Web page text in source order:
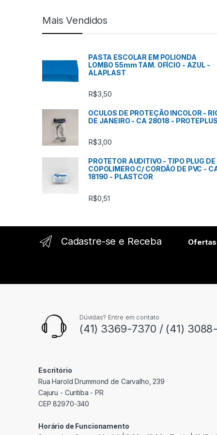
l
Mais Vendidos
PASTA ESCOLAR EM POLIONDA
LOMBO 55mm TAM. OFÍCIO - AZUL -
ALAPLAST
R$3,50
OCULOS DE PROTEÇÃO INCOLOR -
DE JANEIRO - CA 28018 - PROTEPLUS
R$3,00
PROTETOR AUDITIVO - TIPO PLUG DE
COPOLIMERO C/ CORDÃO DE PVC -
18190 - PLASTCOR
R$0,51
Cadastre-se e Receba
Dúvidas? Entre em contato
(41) 3369-7370 / (41)
Escritório
Rua Harold Drummond de Carvalho, 239
Cajuru - Curitiba - PR
CEP 82970-340
Horário de Funcionamento